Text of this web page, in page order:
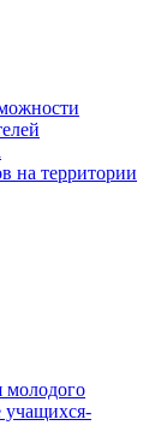
на территории
молодого
учащихся-